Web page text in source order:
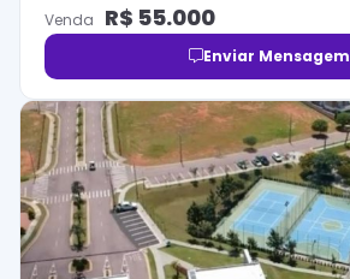
Venda R$ 55.000
Enviar Mensagem